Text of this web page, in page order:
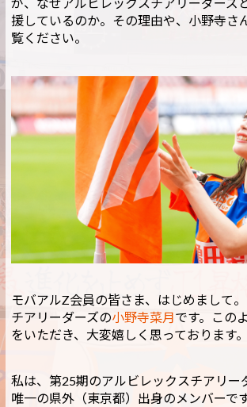
が、なぜアルビレックスチアリーダーズ
援しているのか。その理由や、小野寺さ
覧ください。
モバアルZ会員の皆さま、はじめまして
チアリーダーズの小野寺菜月 です。この
をいただき、大変嬉しく思っております。
私は、第25期のアルビレックスチアリー
唯一の県外（東京都）出身のメンバーで